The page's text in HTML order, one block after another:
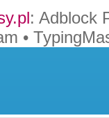
: Adblock
•